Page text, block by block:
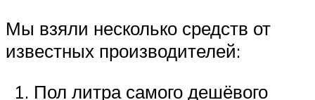
Мы взяли несколько средств от
известных производителей:
Пол литра самого дешёвого